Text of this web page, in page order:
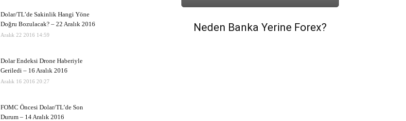
Dolar/TL’de Sakinlik Hangi Yöne
Doğru Bozulacak? – 22 Aralık 2016
Aralık 22 2016 14:59
Dolar Endeksi Drone Haberiyle
Geriledi – 16 Aralık 2016
Aralık 16 2016 20:27
FOMC Öncesi Dolar/TL’de Son
Durum – 14 Aralık 2016
Neden Banka Yerine Forex?